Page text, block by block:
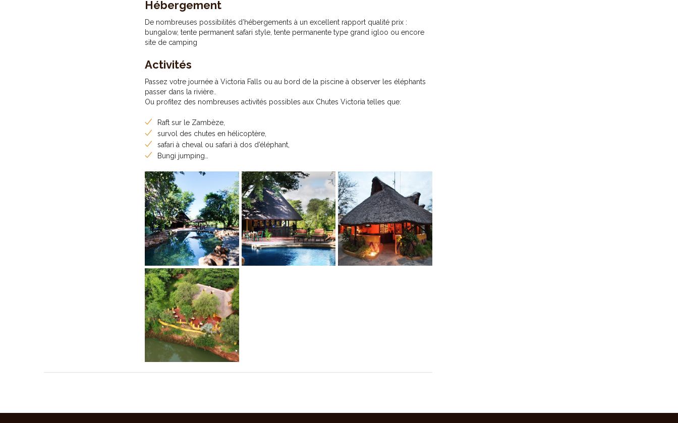
Hébergement
De nombreuses possibilités d’hébergements à un excellent rapport qualité prix :
bungalow, tente permanent safari style, tente permanente type grand igloo ou encore
site de camping
Activités
Passez votre journée à Victoria Falls ou au bord de la piscine à observer les éléphants
passer dans la rivière..
Ou profitez des nombreuses activités possibles aux Chutes Victoria telles que:
Raft sur le Zambèze,
survol des chutes en hélicoptère,
safari à cheval ou safari à dos d’éléphant,
Bungi jumping…